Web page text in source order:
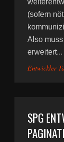
(sofern
Also
erweitert...
Entwickler
SPG